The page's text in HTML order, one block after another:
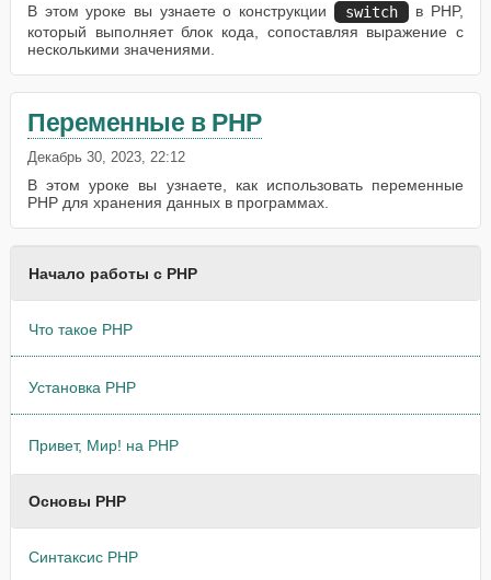
В этом уроке вы узнаете о конструкции switch
в PHP,
который выполняет блок кода, сопоставляя выражение с
несколькими значениями.
Переменные в PHP
Декабрь 30, 2023, 22:12
В этом уроке вы узнаете, как использовать переменные
PHP для хранения данных в программах.
Начало работы с PHP
Что такое PHP
Установка PHP
Привет, Мир! на PHP
Основы PHP
Синтаксис PHP